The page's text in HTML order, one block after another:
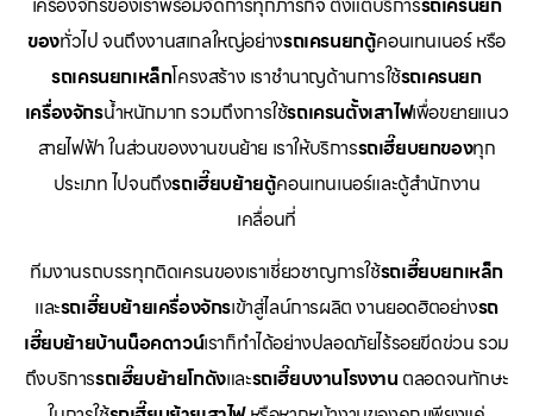
ของทั่วไป จนถึงงานสเกลใหญ่อย่างรถเครนยกตู้คอนเทนเนอร์ หรือ
รถเครนยกเหล็กโครงสร้าง เราชำนาญด้านการใช้รถเครนยก
เครื่องจักรน้ำหนักมาก รวมถึงการใช้รถเครนตั้งเสาไฟเพื่อขยายแนว
สายไฟฟ้า ในส่วนของงานขนย้าย เราให้บริการรถเฮี๊ยบยกของทุก
ประเภท ไปจนถึงรถเฮี๊ยบย้ายตู้คอนเทนเนอร์และตู้สำนักงาน
เคลื่อนที่
ทีมงานรถบรรทุกติดเครนของเราเชี่ยวชาญการใช้รถเฮี๊ยบยกเหล็ก
และรถเฮี๊ยบย้ายเครื่องจักรเข้าสู่ไลน์การผลิต งานยอดฮิตอย่างรถ
เฮี๊ยบย้ายบ้านน็อคดาวน์เราก็ทำได้อย่างปลอดภัยไร้รอยขีดข่วน รวม
ถึงบริการรถเฮี๊ยบย้ายโกดังและรถเฮี๊ยบงานโรงงาน ตลอดจนทักษะ